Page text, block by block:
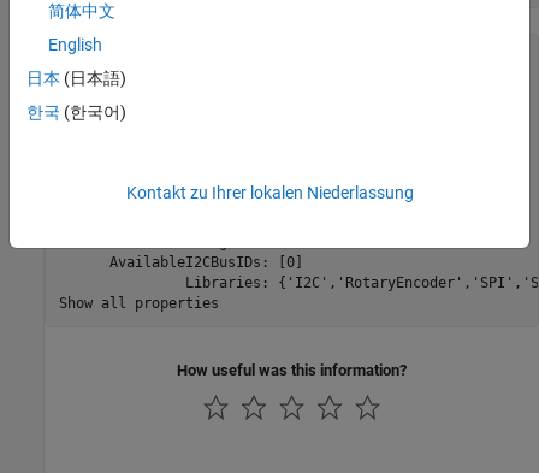
a =
    AvailableDigitalPins: {'D2-D13', 'A0-A5'}
      AvailableI2CBusIDs: [0]
Libraries:
Show all properties
How useful was this information?
简体中文
English
日本 (日本語)
한국 (한국어)
Kontakt zu Ihrer lokalen Niederlassung